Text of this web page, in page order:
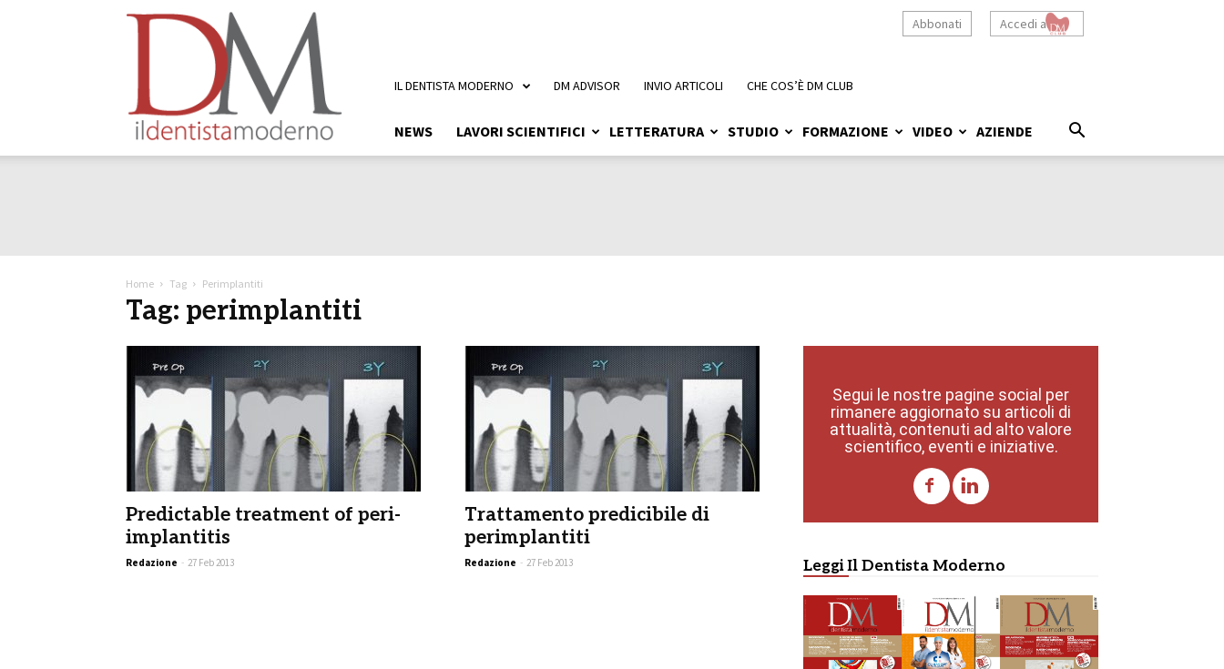
Accedi a
Abbonati
NEWS LAVORI SCIENTIFICI LETTERATURA STUDIO FORMAZIONE VIDEO AZIENDE
IL DENTISTA MODERNO DM ADVISOR INVIO ARTICOLI CHE COS’È DM CLUB
Home Tag Perimplantiti
Tag: perimplantiti
Predictable treatment of peri-
implantitis
Redazione - 27 Feb 2013
Trattamento predicibile di
perimplantiti
Redazione - 27 Feb 2013
Segui le nostre pagine social per
rimanere aggiornato su articoli di
attualità, contenuti ad alto valore
scientifico, eventi e iniziative.
Leggi Il Dentista Moderno